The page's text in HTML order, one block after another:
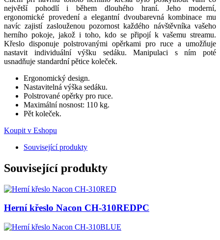
největší pohodlí i během dlouhého hraní. Jeho moderní,
ergonomické provedení a elegantní dvoubarevná kombinace mu
navíc zajistí zaslouženou pozornost každého návštěvníka vašeho
herního pokoje, jakož i toho, kdo se připojí k vašemu streamu.
Křeslo disponuje polstrovanými opěrkami pro ruce a umožňuje
nastavit individuální výšku sedáku. Manipulaci s ním poté
usnadňuje standardní pětice koleček.
Ergonomický design.
Nastavitelná výška sedáku.
Polstrované opěrky pro ruce.
Maximální nosnost: 110 kg.
Pět koleček.
Koupit v Eshopu
Související produkty
Související produkty
Herní křeslo Nacon CH-310REDPC